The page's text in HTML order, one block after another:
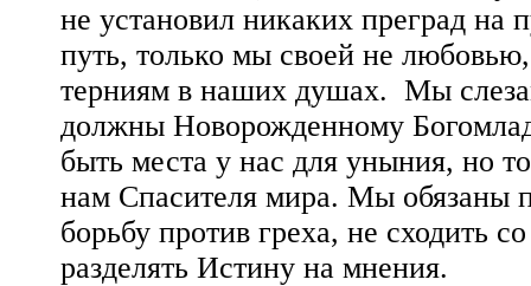
не установил никаких преград на
путь, только мы своей не
терниям в наших душах. Мы
должны Новорожденному
быть места у нас для уныния, но
нам Спасителя мира. Мы обязаны
борьбу против греха, не сходить
разделять Истину на мнения.